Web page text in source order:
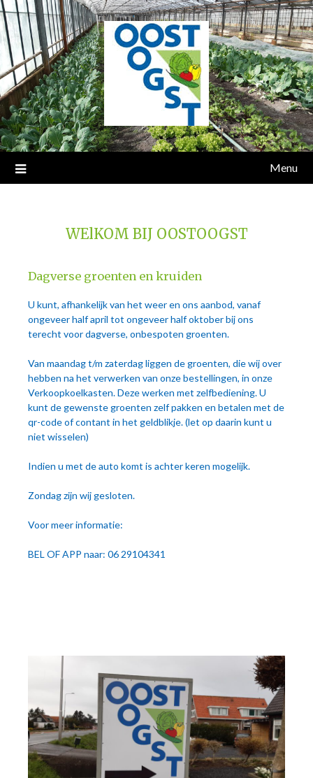
Ga
naar
inhoud
Menu
WElKOM BIJ OOSTOOGST
Dagverse groenten en kruiden
U kunt, afhankelijk van het weer en ons aanbod, vanaf
ongeveer half april tot ongeveer half oktober bij ons
terecht voor dagverse, onbespoten groenten.
Van maandag t/m zaterdag liggen de groenten, die wij over
hebben na het verwerken van onze bestellingen, in onze
Verkoopkoelkasten. Deze werken met zelfbediening. U
kunt de gewenste groenten zelf pakken en betalen met de
qr-code of contant in het geldblikje. (let op daarin kunt u
niet wisselen)
Indien u met de auto komt is achter keren mogelijk.
Zondag zijn wij gesloten.
Voor meer informatie:
BEL OF APP naar: 06 29104341